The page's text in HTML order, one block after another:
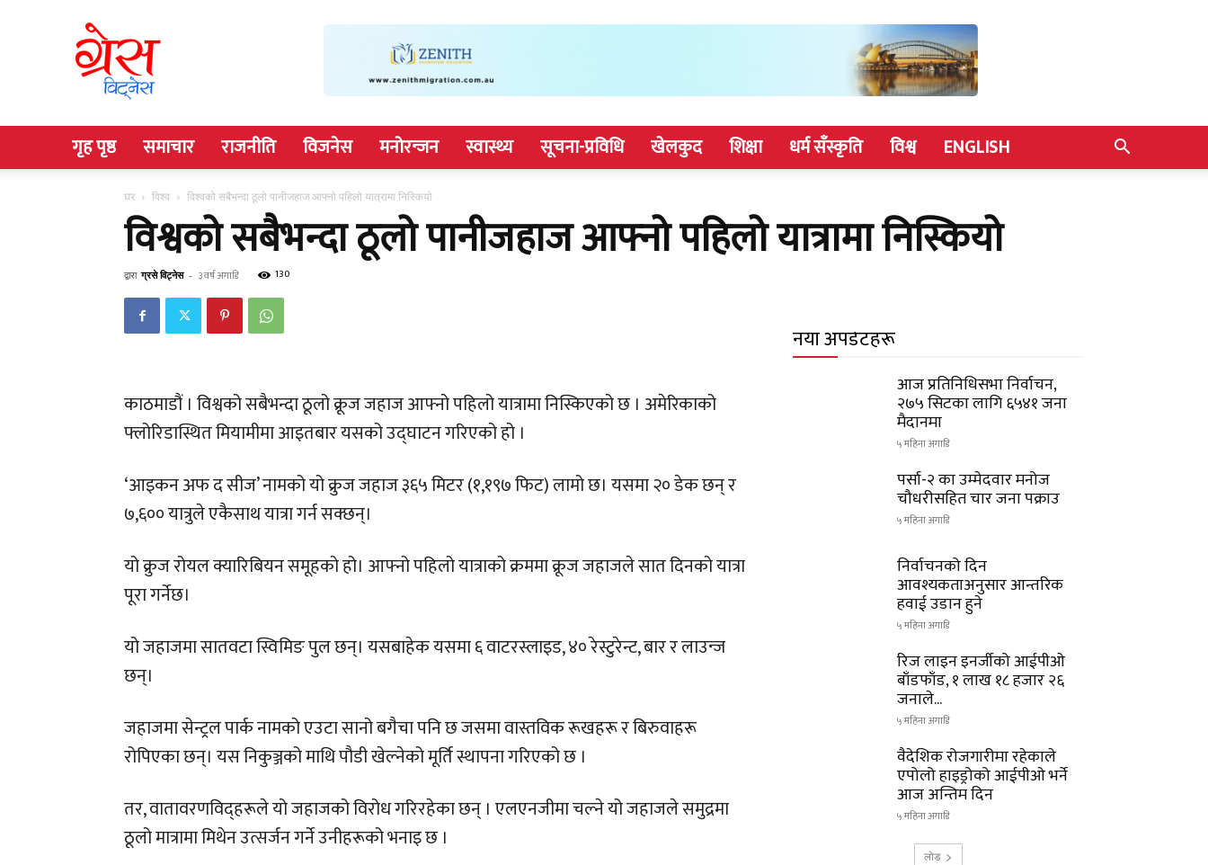
गृह पृष्ठ समाचार राजनीति विजनेस मनोरन्जन स्वास्थ्य सूचना-प्रविधि खेलकुद शिक्षा धर्म सँस्कृति विश्व ENGLISH
घर विश्व विश्वको सबैभन्दा ठूलो पानीजहाज आफ्नो पहिलो यात्रामा निस्कियो
विश्वको सबैभन्दा ठूलो पानीजहाज आफ्नो पहिलो यात्रामा निस्कियो
द्वारा ग्रसे विट्नेस - ३ वर्ष अगाडि 130
काठमाडौं । विश्वको सबैभन्दा ठूलो क्रूज जहाज आफ्नो पहिलो यात्रामा निस्किएको छ । अमेरिकाको
फ्लोरिडास्थित मियामीमा आइतबार यसको उद्घाटन गरिएको हो ।
‘आइकन अफ द सीज’ नामको यो क्रुज जहाज ३६५ मिटर (१,१९७ फिट) लामो छ। यसमा २० डेक छन् र
७,६०० यात्रुले एकैसाथ यात्रा गर्न सक्छन्।
यो क्रुज रोयल क्यारिबियन समूहको हो। आफ्नो पहिलो यात्राको क्रममा क्रूज जहाजले सात दिनको यात्रा
पूरा गर्नेछ।
यो जहाजमा सातवटा स्विमिङ पुल छन्। यसबाहेक यसमा ६ वाटरस्लाइड, ४० रेस्टुरेन्ट, बार र लाउन्ज
छन्।
जहाजमा सेन्ट्रल पार्क नामको एउटा सानो बगैचा पनि छ जसमा वास्तविक रूखहरू र बिरुवाहरू
रोपिएका छन्। यस निकुञ्जको माथि पौडी खेल्नेको मूर्ति स्थापना गरिएको छ ।
तर, वातावरणविद्हरूले यो जहाजको विरोध गरिरहेका छन् । एलएनजीमा चल्ने यो जहाजले समुद्रमा
ठूलो मात्रामा मिथेन उत्सर्जन गर्ने उनीहरूको भनाइ छ ।
नयाँ अपडेटहरू
आज प्रतिनिधिसभा निर्वाचन,
२७५ सिटका लागि ६५४१ जना
मैदानमा
५ महिना अगाडि
पर्सा-२ का उम्मेदवार मनोज
चौधरीसहित चार जना पक्राउ
५ महिना अगाडि
निर्वाचनको दिन
आवश्यकताअनुसार आन्तरिक
हवाई उडान हुने
५ महिना अगाडि
रिज लाइन इनर्जीको आईपीओ
बाँडफाँड, १ लाख १८ हजार २६
जनाले...
५ महिना अगाडि
वैदेशिक रोजगारीमा रहेकाले
एपोलो हाइड्रोको आईपीओ भर्ने
आज अन्तिम दिन
५ महिना अगाडि
लोड